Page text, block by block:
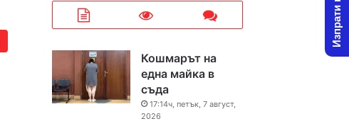
Кошмарът на
една майка в
съда
17:14ч, петък, 7 август,
2026